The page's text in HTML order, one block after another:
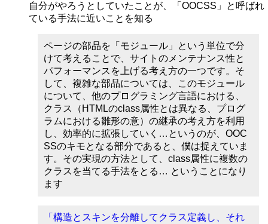
自分がやろうとしていたことが、「OOCSS」と呼ばれ
ている手法に近いことを知る
ページの部品を「モジュール」という単位で分
けて考えることで、サイトのメンテナンス性と
パフォーマンスを上げる考え方の一つです。そ
して、複雑な部品については、このモジュール
について、他のプログラミング言語における、
クラス（HTMLのclass属性とは異なる、プログ
ラムにおける雛形の意）の継承の考え方を利用
し、効率的に拡張していく…というのが、OOC
SSのキモとなる部分であると、僕は捉えていま
す。その実現の方法として、class属性に複数の
クラスを当てる手法をとる… ということになり
ます
「構造とスキンを分離してクラス定義し、それ